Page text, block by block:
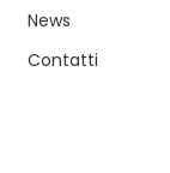
News
Contatti